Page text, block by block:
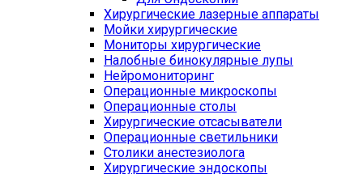
Хирургические лазерные аппараты
Мойки хирургические
Мониторы хирургические
Налобные бинокулярные лупы
Нейромониторинг
Операционные микроскопы
Операционные столы
Хирургические отсасыватели
Операционные светильники
Столики анестезиолога
Хирургические эндоскопы